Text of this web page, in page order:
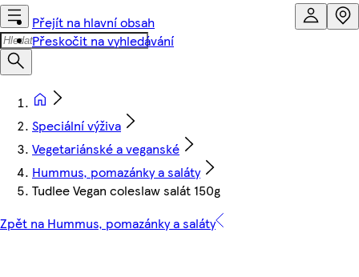
Přejít na hlavní obsah
Přeskočit na vyhledávání
Speciální výživa
Vegetariánské a veganské
Hummus, pomazánky a saláty
Tudlee Vegan coleslaw salát 150g
Zpět na Hummus, pomazánky a saláty